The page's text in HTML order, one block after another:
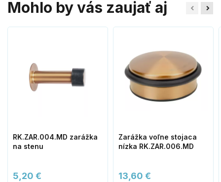
Mohlo by vás zaujať aj
RK.ZAR.004.MD zarážka
na stenu
5,20 €
Zarážka voľne stojaca
nízka RK.ZAR.006.MD
13,60 €